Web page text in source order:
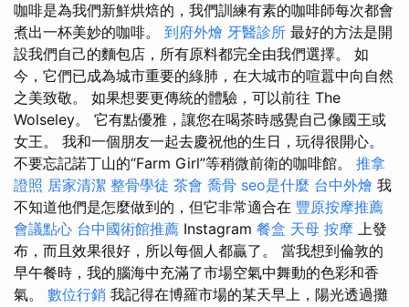
咖啡是為我們新鮮烘焙的，我們訓練有素的咖啡師每次都會
煮出一杯美妙的咖啡。 到府外燴 牙醫診所 最好的方法是開
設我們自己的麵包店，所有原料都完全由我們選擇。 如
今，它們已成為城市重要的綠肺，在大城市的喧囂中向自然
之美致敬。 如果想要更傳統的體驗，可以前往 The
Wolseley。 它有點優雅，讓您在喝茶時感覺自己像國王或
女王。 我和一個朋友一起去慶祝他的生日，玩得很開心。
不要忘記諾丁山的“Farm Girl”等稍微前衛的咖啡館。 推拿
證照 居家清潔 整骨學徒 茶會 喬骨 seo是什麼 台中外燴 我
不知道他們是怎麼做到的，但它非常適合在 豐原按摩推薦
會議點心 台中國術館推薦 Instagram 餐盒 天母 按摩 上發
布，而且效果很好，所以每個人都贏了。 當我想到倫敦的
早午餐時，我的腦海中充滿了市場空氣中舞動的色彩和香
氣。 數位行銷 我記得在博羅市場的某天早上，陽光透過攤